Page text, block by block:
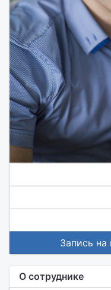
Запись на
О сотруднике